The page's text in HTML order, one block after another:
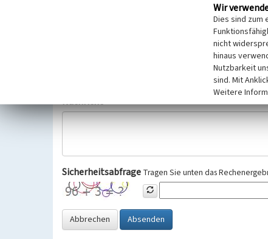
Wir bitten Sie um freiwillige Angabe Ihres Namens und
Selbstverständlich werden diese entsprechend der
Datenschutzgrundverordnung (EU-DSGVO) vertraulich
Nachricht
Sicherheitsabfrage Tragen Sie unten das
Abbrechen Absenden
Wir
Dies sind zum
nicht
hinaus
Nutzbarkeit
sind. Mit
Weitere